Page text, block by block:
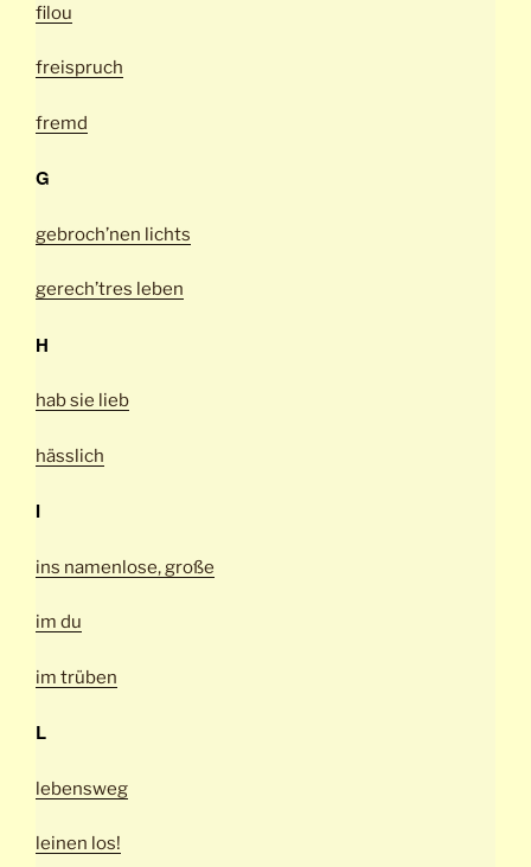
filou
freispruch
fremd
G
gebroch’nen lichts
gerech’tres leben
H
hab sie lieb
hässlich
I
ins namenlose, große
im du
im trüben
L
lebensweg
leinen los!